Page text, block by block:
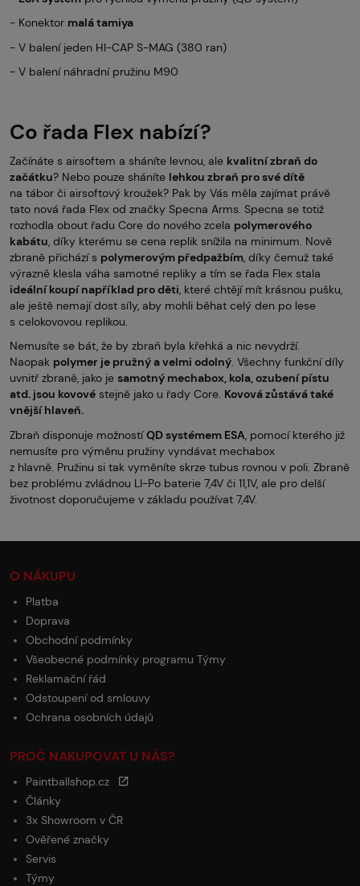
- Konektor malá tamiya
- V balení jeden HI-CAP S-MAG (380 ran)
- V balení náhradní pružinu M90
Co řada Flex nabízí?
Začínáte s airsoftem a sháníte levnou, ale kvalitní zbraň do
začátku? Nebo pouze sháníte lehkou zbraň pro své dítě
na tábor či airsoftový kroužek? Pak by Vás měla zajímat právě
tato nová řada Flex od značky Specna Arms. Specna se totiž
rozhodla obout řadu Core do nového zcela polymerového
kabátu , díky kterému se cena replik snížila na minimum. Nově
zbraně přichází s polymerovým předpažbím , díky čemuž také
výrazně klesla váha samotné repliky a tím se řada Flex stala
ideální koupí například pro děti , které chtějí mít krásnou pušku,
ale ještě nemají dost síly, aby mohli běhat celý den po lese
s celokovovou replikou.
Nemusíte se bát, že by zbraň byla křehká a nic nevydrží.
Naopak polymer je pružný a velmi odolný. Všechny funkční díly
uvnitř zbraně, jako je samotný mechabox, kola, ozubení pístu
atd. jsou kovové stejně jako u řady Core. Kovová zůstává také
vnější hlaveň.
Zbraň disponuje možnostíQD systémem ESA , pomocí kterého již
nemusíte pro výměnu pružiny vyndávat mechabox
z hlavně. Pružinu si tak vyměníte skrze tubus rovnou v poli. Zbraně
bez problému zvládnou LI-Po baterie 7,4V či 11,1V, ale pro delší
životnost doporučujeme v základu používat 7,4V.
O NÁKUPU
Platba
Doprava
Obchodní podmínky
Všeobecné podmínky programu Týmy
Reklamační řád
Odstoupení od smlouvy
Ochrana osobních údajů
PROČ NAKUPOVAT U NÁS?
Paintballshop.cz
Články
3x Showroom v ČR
Ověřené značky
Servis
Týmy